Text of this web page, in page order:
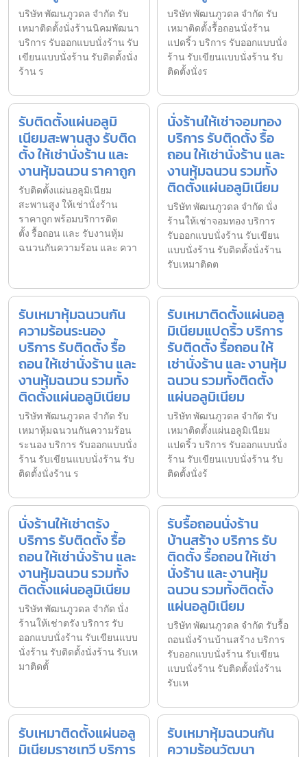
บริษัท พัฒนภูวดล จำกัด รับ
เหมาติดตั้งนั่งร้านนิคมพัฒนา
บริการ รับออกแบบนั่งร้าน รับ
เขียนแบบนั่งร้าน รับติดตั้งนั่ง
ร้าน ร
บริษัท พัฒนภูวดล จำกัด รับ
เหมาติดตั้งรื้อถอนนั่งร้าน
แปดริ้ว บริการ รับออกแบบนั่ง
ร้าน รับเขียนแบบนั่งร้าน รับ
ติดตั้งนั่งร
รับติดตั้งแผ่นอลูมิ
เนียมสะพานสูง รับติด
ตั้ง ให้เช่านั่งร้าน และ
งานหุ้มฉนวน ราคาถูก
รับติดตั้งแผ่นอลูมิเนียม
สะพานสูง ให้เช่านั่งร้าน
ราคาถูก พร้อมบริการติด
ตั้ง รื้อถอน และ รับงานหุ้ม
ฉนวนกันความร้อน และ ควา
นั่งร้านให้เช่าจอมทอง
บริการ รับติดตั้ง รื้อ
ถอน ให้เช่านั่งร้าน และ
งานหุ้มฉนวน รวมทั้ง
ติดตั้งแผ่นอลูมิเนียม
บริษัท พัฒนภูวดล จำกัด นั่ง
ร้านให้เช่าจอมทอง บริการ
รับออกแบบนั่งร้าน รับเขียน
แบบนั่งร้าน รับติดตั้งนั่งร้าน
รับเหมาติดต
รับเหมาหุ้มฉนวนกัน
ความร้อนระนอง
บริการ รับติดตั้ง รื้อ
ถอน ให้เช่านั่งร้าน และ
งานหุ้มฉนวน รวมทั้ง
ติดตั้งแผ่นอลูมิเนียม
บริษัท พัฒนภูวดล จำกัด รับ
เหมาหุ้มฉนวนกันความร้อน
ระนอง บริการ รับออกแบบนั่ง
ร้าน รับเขียนแบบนั่งร้าน รับ
ติดตั้งนั่งร้าน ร
รับเหมาติดตั้งแผ่นอลู
มิเนียมแปดริ้ว บริการ
รับติดตั้ง รื้อถอน ให้
เช่านั่งร้าน และ งานหุ้ม
ฉนวน รวมทั้งติดตั้ง
แผ่นอลูมิเนียม
บริษัท พัฒนภูวดล จำกัด รับ
เหมาติดตั้งแผ่นอลูมิเนียม
แปดริ้ว บริการ รับออกแบบนั่ง
ร้าน รับเขียนแบบนั่งร้าน รับ
ติดตั้งนั่งร้
นั่งร้านให้เช่าตรัง
บริการ รับติดตั้ง รื้อ
ถอน ให้เช่านั่งร้าน และ
งานหุ้มฉนวน รวมทั้ง
ติดตั้งแผ่นอลูมิเนียม
บริษัท พัฒนภูวดล จำกัด นั่ง
ร้านให้เช่าตรัง บริการ รับ
ออกแบบนั่งร้าน รับเขียนแบบ
นั่งร้าน รับติดตั้งนั่งร้าน รับเห
มาติดตั้
รับรื้อถอนนั่งร้าน
บ้านสร้าง บริการ รับ
ติดตั้ง รื้อถอน ให้เช่า
นั่งร้าน และ งานหุ้ม
ฉนวน รวมทั้งติดตั้ง
แผ่นอลูมิเนียม
บริษัท พัฒนภูวดล จำกัด รับรื้อ
ถอนนั่งร้านบ้านสร้าง บริการ
รับออกแบบนั่งร้าน รับเขียน
แบบนั่งร้าน รับติดตั้งนั่งร้าน
รับเห
รับเหมาติดตั้งแผ่นอลู
มิเนียมราชเทวี บริการ
รับเหมาหุ้มฉนวนกัน
ความร้อนวัฒนา